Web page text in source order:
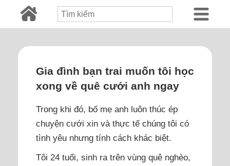
Gia đình bạn trai muốn tôi học
xong về quê cưới anh ngay
Trong khi đó, bố mẹ anh luôn thúc ép
chuyện cưới xin và thực tế chúng tôi có
tình yêu nhưng tính cách khác biệt.
Tôi 24 tuổi, sinh ra trên vùng quê nghèo,